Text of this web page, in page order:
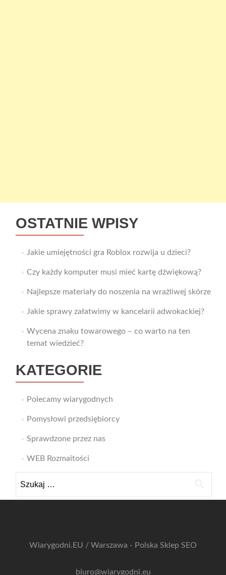
OSTATNIE WPISY
Jakie umiejętności gra Roblox rozwija u dzieci?
Czy każdy komputer musi mieć kartę dźwiękową?
Najlepsze materiały do noszenia na wrażliwej skórze
Jakie sprawy załatwimy w kancelarii adwokackiej?
Wycena znaku towarowego – co warto na ten
temat wiedzieć?
KATEGORIE
Polecamy wiarygodnych
Pomysłowi przedsiębiorcy
Sprawdzone przez nas
WEB Rozmaitości
Wiarygodni.EU / Warszawa - Polska Sklep SEO
biuro@wiarygodni.eu